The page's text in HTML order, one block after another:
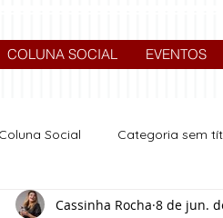
COLUNA SOCIAL EVENTOS
Coluna Social Categoria sem
Nova categoria
Cassinha Rocha 8 de jun.